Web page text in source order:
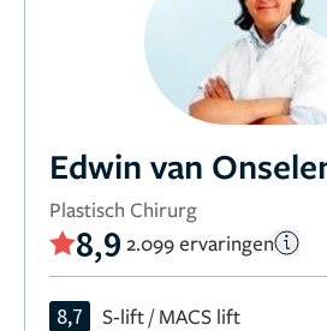
Edwin van
Plastisch Chirurg
8,9 2.099 ervaringen
8,7 S-lift / MACS lift